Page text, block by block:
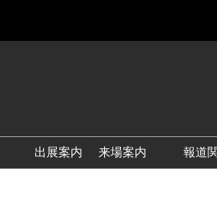
出展案内
来場案内
報道